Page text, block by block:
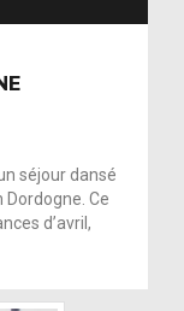
séjour dansé
Ce
d’avril,